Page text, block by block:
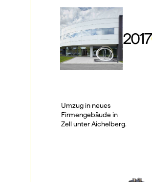
2017
Umzug in neues
Firmengebäude in
Zell unter Aichelberg.